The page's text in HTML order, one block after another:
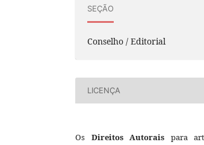
SEÇÃO
Conselho / Editorial
LICENÇA
Os Direitos Autorais para